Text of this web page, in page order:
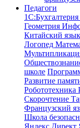
Педагоги
1С:Бухгалтерия
Геометрия
Китайский язык
Логопед
школе
Развитие
Робототехника
Скорочтение
Французский
Школа
Яндекс.Директ